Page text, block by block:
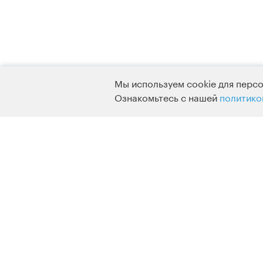
Мы используем cookie для
Ознакомьтесь с нашей